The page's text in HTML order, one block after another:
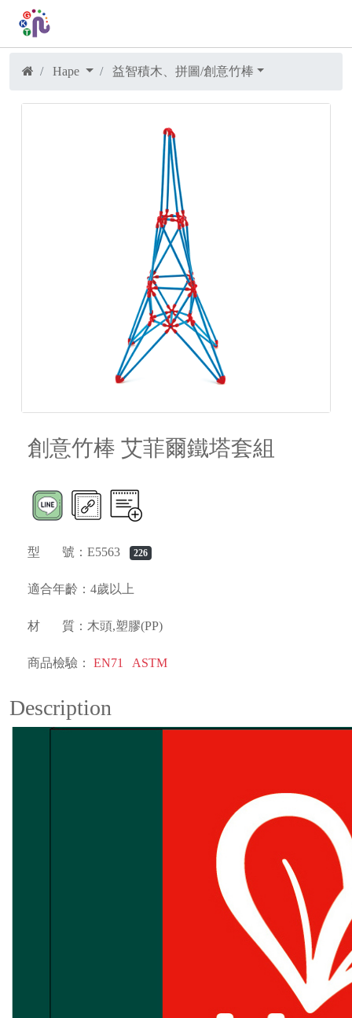
Hape 益智積木、拼圖/創意竹棒
創意竹棒 艾菲爾鐵塔套組
型 號：E5563 226
適合年齡：4歲以上
材 質：木頭,塑膠(PP)
商品檢驗： EN71 ASTM
Description